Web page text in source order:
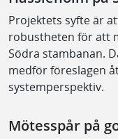
Projektets syfte är
robustheten för att
Södra stambanan.
medför föreslagen
systemperspektiv.
Mötesspår på